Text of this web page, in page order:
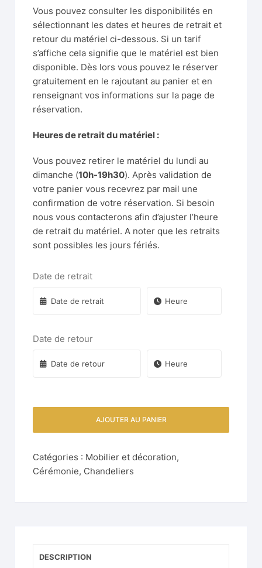
Vous pouvez consulter les disponibilités en
sélectionnant les dates et heures de retrait et
retour du matériel ci-dessous. Si un tarif
s’affiche cela signifie que le matériel est bien
disponible. Dès lors vous pouvez le réserver
gratuitement en le rajoutant au panier et en
renseignant vos informations sur la page de
réservation.
Heures de retrait du matériel :
Vous pouvez retirer le matériel du lundi au
dimanche (10h-19h30). Après validation de
votre panier vous recevrez par mail une
confirmation de votre réservation. Si besoin
nous vous contacterons afin d’ajuster l’heure
de retrait du matériel. A noter que les retraits
sont possibles les jours fériés.
Date de retrait
Date de retour
AJOUTER AU PANIER
Catégories : Mobilier et décoration,
Cérémonie, Chandeliers
DESCRIPTION